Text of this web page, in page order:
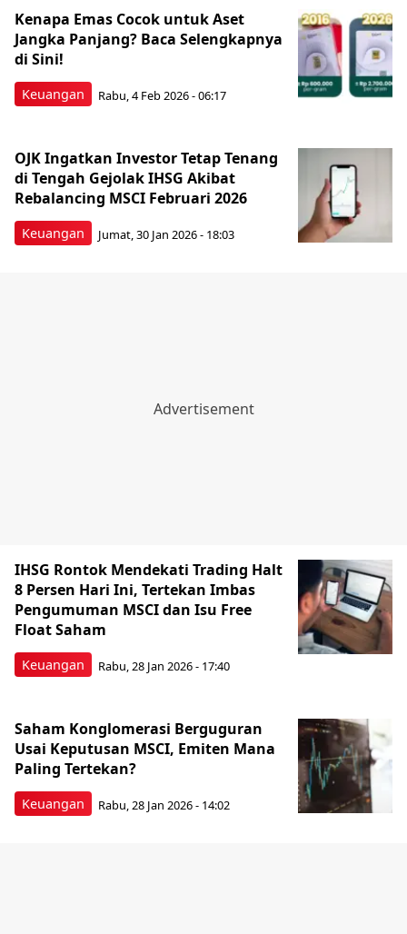
Keuangan
‎Kenapa Emas Cocok untuk Aset
Jangka Panjang? Baca Selengkapnya
di Sini! ‎
Rabu, 4 Feb 2026 - 06:17
Keuangan
OJK Ingatkan Investor Tetap Tenang
di Tengah Gejolak IHSG Akibat
Rebalancing MSCI Februari 2026
Jumat, 30 Jan 2026 - 18:03
Keuangan
IHSG Rontok Mendekati Trading Halt
8 Persen Hari Ini, Tertekan Imbas
Pengumuman MSCI dan Isu Free
Float Saham
Rabu, 28 Jan 2026 - 17:40
Keuangan
Saham Konglomerasi Berguguran
Usai Keputusan MSCI, Emiten Mana
Paling Tertekan?
Rabu, 28 Jan 2026 - 14:02